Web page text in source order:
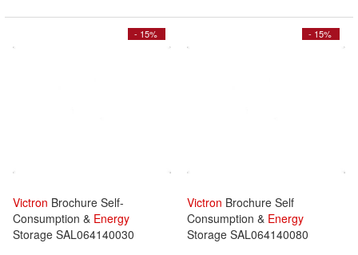
- 15%
Victron Brochure Self-
Consumption & Energy
Storage SAL064140030
- 15%
Victron Brochure Self
Consumption & Energy
Storage SAL064140080